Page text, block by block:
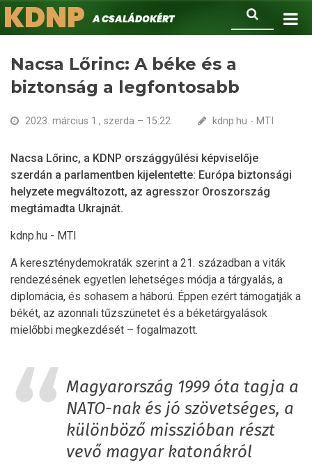
Ugrás
a
Keresés
KDNPA családokért.
Nacsa Lőrinc: A béke és a
biztonság a legfontosabb
2023. március 1., szerda – 15:22 kdnp.hu - MTI
Nacsa Lőrinc, a KDNP országgyűlési képviselője
szerdán a parlamentben kijelentette: Európa biztonsági
helyzete megváltozott, az agresszor Oroszország
megtámadta Ukrajnát.
kdnp.hu - MTI
A kereszténydemokraták szerint a 21. században a viták
rendezésének egyetlen lehetséges módja a tárgyalás, a
diplomácia, és sohasem a háború. Éppen ezért támogatják a
békét, az azonnali tűzszünetet és a béketárgyalások
mielőbbi megkezdését – fogalmazott.
Magyarország 1999 óta tagja a
NATO-nak és jó szövetséges, a
különböző misszióban részt
vevő magyar katonákról